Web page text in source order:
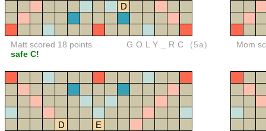
D
Matt scored 18 points
safe C!
GOLY_RC (5a) Mom
D
E